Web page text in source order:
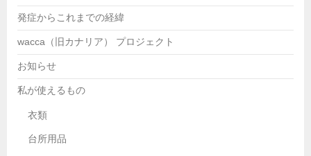
発症からこれまでの経緯
wacca（旧カナリア） プロジェクト
お知らせ
私が使えるもの
衣類
台所用品